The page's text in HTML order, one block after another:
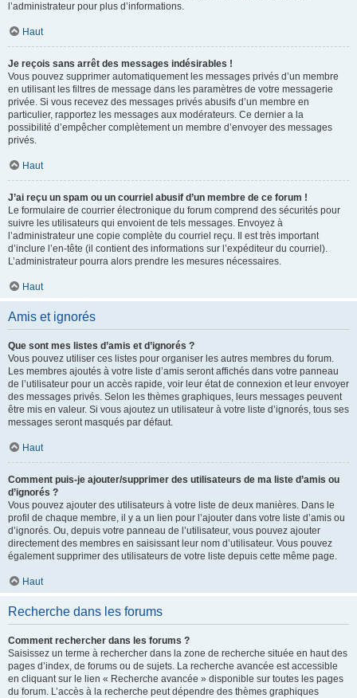
l’administrateur pour plus d’informations.
Haut
Je reçois sans arrêt des messages indésirables !
Vous pouvez supprimer automatiquement les messages privés d’un membre
en utilisant les filtres de message dans les paramètres de votre messagerie
privée. Si vous recevez des messages privés abusifs d’un membre en
particulier, rapportez les messages aux modérateurs. Ce dernier a la
possibilité d’empêcher complètement un membre d’envoyer des messages
privés.
Haut
J’ai reçu un spam ou un courriel abusif d’un membre de ce forum !
Le formulaire de courrier électronique du forum comprend des sécurités pour
suivre les utilisateurs qui envoient de tels messages. Envoyez à
l’administrateur une copie complète du courriel reçu. Il est très important
d’inclure l’en-tête (il contient des informations sur l’expéditeur du courriel).
L’administrateur pourra alors prendre les mesures nécessaires.
Haut
Amis et ignorés
Que sont mes listes d’amis et d’ignorés ?
Vous pouvez utiliser ces listes pour organiser les autres membres du forum.
Les membres ajoutés à votre liste d’amis seront affichés dans votre panneau
de l’utilisateur pour un accès rapide, voir leur état de connexion et leur envoyer
des messages privés. Selon les thèmes graphiques, leurs messages peuvent
être mis en valeur. Si vous ajoutez un utilisateur à votre liste d’ignorés, tous ses
messages seront masqués par défaut.
Haut
Comment puis-je ajouter/supprimer des utilisateurs de ma liste d’amis ou
d’ignorés ?
Vous pouvez ajouter des utilisateurs à votre liste de deux manières. Dans le
profil de chaque membre, il y a un lien pour l’ajouter dans votre liste d’amis ou
d’ignorés. Ou, depuis votre panneau de l’utilisateur, vous pouvez ajouter
directement des membres en saisissant leur nom d’utilisateur. Vous pouvez
également supprimer des utilisateurs de votre liste depuis cette même page.
Haut
Recherche dans les forums
Comment rechercher dans les forums ?
Saisissez un terme à rechercher dans la zone de recherche située en haut des
pages d’index, de forums ou de sujets. La recherche avancée est accessible
en cliquant sur le lien « Recherche avancée » disponible sur toutes les pages
du forum. L’accès à la recherche peut dépendre des thèmes graphiques